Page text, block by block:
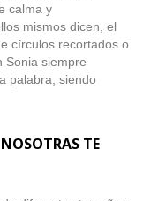
calma y
mismos dicen, el
círculos recortados o
Sonia siempre
palabra, siendo
TE